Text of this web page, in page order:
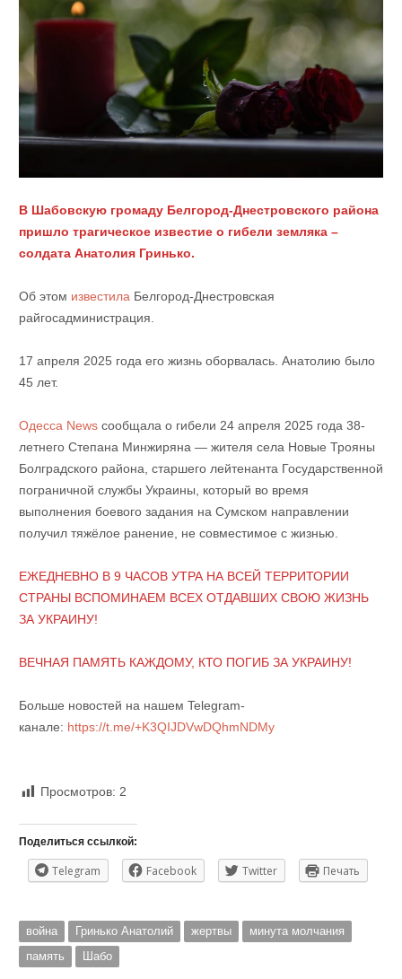
В Шабовскую громаду Белгород-Днестровского района
пришло трагическое известие о гибели земляка –
солдата Анатолия Гринько.
Об этом известилаБелгород-Днестровская
райгосадминистрация.
17 апреля 2025 года его жизнь оборвалась. Анатолию было
45 лет.
Одесса Newsсообщала о гибели 24 апреля 2025 года 38-
летнего Степана Минжиряна — жителя села Новые Трояны
Болградского района, старшего лейтенанта Государственной
пограничной службы Украины, который во время
выполнения боевого задания на Сумском направлении
получил тяжёлое ранение, не совместимое с жизнью.
ЕЖЕДНЕВНО В 9 ЧАСОВ УТРА НА ВСЕЙ ТЕРРИТОРИИ
СТРАНЫ ВСПОМИНАЕМ ВСЕХ ОТДАВШИХ СВОЮ ЖИЗНЬ
ЗА УКРАИНУ!
ВЕЧНАЯ ПАМЯТЬ КАЖДОМУ, КТО ПОГИБ ЗА УКРАИНУ!
Больше новостей на нашем Telegram-
канале: https://t.me/+K3QIJDVwDQhmNDMy
Просмотров: 2
Поделиться ссылкой:
Telegram Facebook Twitter Печать
война Гринько Анатолий жертвы
минута молчания
память
Шабо